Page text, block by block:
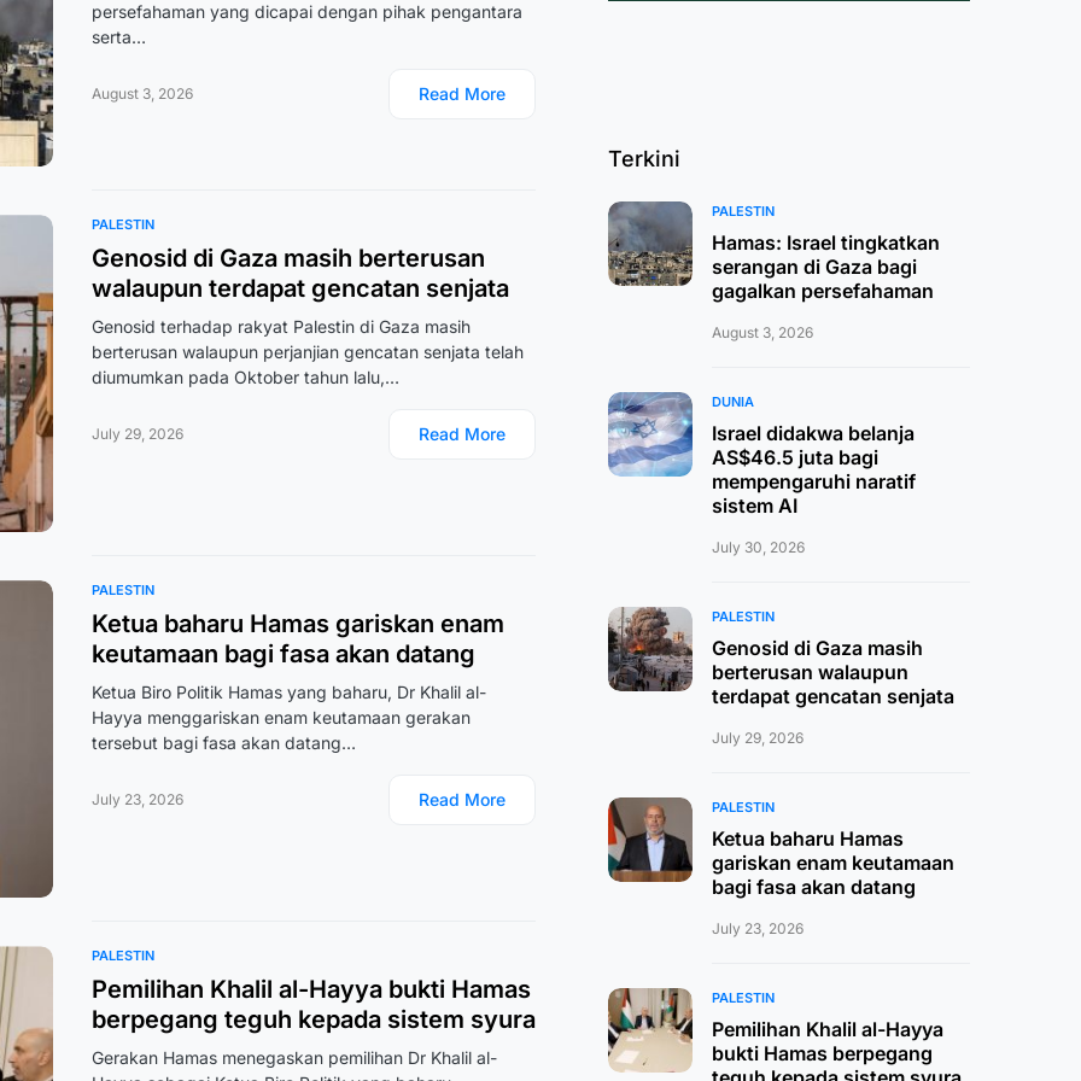
persefahaman yang dicapai dengan pihak pengantara
serta…
August 3, 2026 Read More
PALESTIN
Genosid di Gaza masih berterusan
walaupun terdapat gencatan senjata
Genosid terhadap rakyat Palestin di Gaza masih
berterusan walaupun perjanjian gencatan senjata telah
diumumkan pada Oktober tahun lalu,…
July 29, 2026 Read More
PALESTIN
Ketua baharu Hamas gariskan enam
keutamaan bagi fasa akan datang
Ketua Biro Politik Hamas yang baharu, Dr Khalil al-
Hayya menggariskan enam keutamaan gerakan
tersebut bagi fasa akan datang…
July 23, 2026 Read More
PALESTIN
Pemilihan Khalil al-Hayya bukti Hamas
berpegang teguh kepada sistem syura
Gerakan Hamas menegaskan pemilihan Dr Khalil al-
Terkini
PALESTIN
Hamas: Israel tingkatkan
serangan di Gaza bagi
gagalkan persefahaman
August 3, 2026
DUNIA
Israel didakwa belanja
AS$46.5 juta bagi
mempengaruhi naratif
sistem AI
July 30, 2026
PALESTIN
Genosid di Gaza masih
berterusan walaupun
terdapat gencatan senjata
July 29, 2026
PALESTIN
Ketua baharu Hamas
gariskan enam keutamaan
bagi fasa akan datang
July 23, 2026
PALESTIN
Pemilihan Khalil al-Hayya
bukti Hamas berpegang